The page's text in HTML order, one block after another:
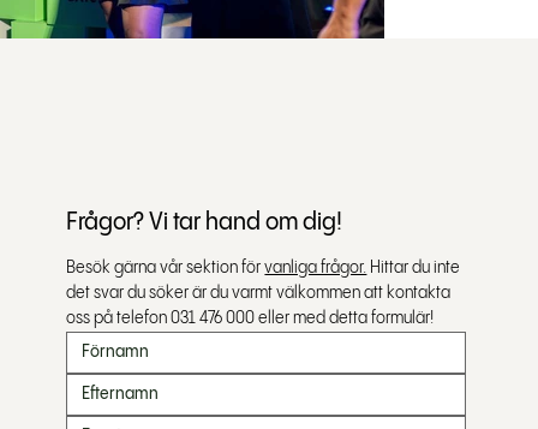
Frågor? Vi tar hand om dig!
Besök gärna vår sektion för vanliga frågor. Hittar du inte
det svar du söker är du varmt välkommen att kontakta
oss på telefon 031 476 000 eller med detta formulär!